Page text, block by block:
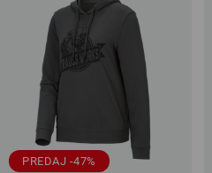
PREDAJ -47%